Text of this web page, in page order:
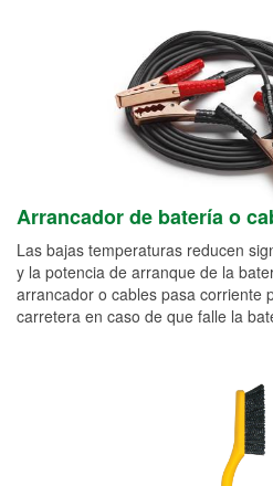
Arrancador de batería o
Las bajas temperaturas reducen
y la potencia de arranque de la
arrancador o cables pasa corriente
carretera en caso de que falle la